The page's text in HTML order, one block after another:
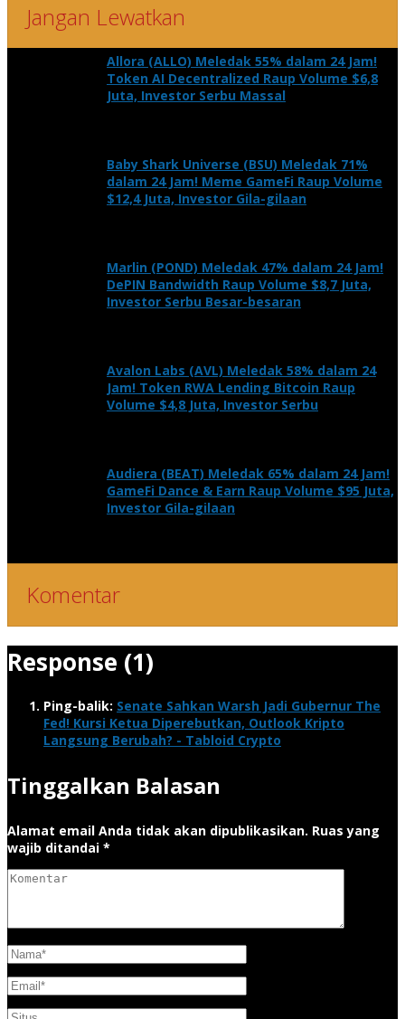
Jangan Lewatkan
Allora (ALLO) Meledak 55% dalam 24 Jam!
Token AI Decentralized Raup Volume $6,8
Juta, Investor Serbu Massal
Baby Shark Universe (BSU) Meledak 71%
dalam 24 Jam! Meme GameFi Raup Volume
$12,4 Juta, Investor Gila-gilaan
Marlin (POND) Meledak 47% dalam 24 Jam!
DePIN Bandwidth Raup Volume $8,7 Juta,
Investor Serbu Besar-besaran
Avalon Labs (AVL) Meledak 58% dalam 24
Jam! Token RWA Lending Bitcoin Raup
Volume $4,8 Juta, Investor Serbu
Audiera (BEAT) Meledak 65% dalam 24 Jam!
GameFi Dance & Earn Raup Volume $95 Juta,
Investor Gila-gilaan
Komentar
Response (1)
Ping-balik: Senate Sahkan Warsh Jadi Gubernur The
Fed! Kursi Ketua Diperebutkan, Outlook Kripto
Langsung Berubah? - Tabloid Crypto
Tinggalkan Balasan
Alamat email Anda tidak akan dipublikasikan. Ruas yang
wajib ditandai *